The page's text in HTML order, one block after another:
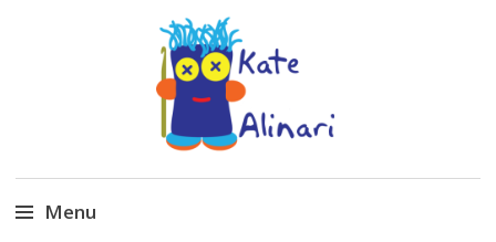
Made by Kate
Kate Alinari, corsi di uncinetto, entusiasmo,
schemi gratuiti, amigurumi, I Balocchi del Tipo
Strano, traduzioni e tanto divertimento!
Menu